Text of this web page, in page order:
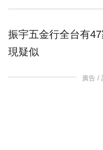
振宇五金行全台有
現疑似
廣告 /